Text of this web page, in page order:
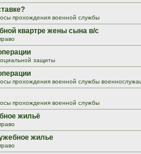
прохождения военной службы
квартре жены сына в/с
защиты
прохождения военной службы
прохождения военной службы
жильё
жилье